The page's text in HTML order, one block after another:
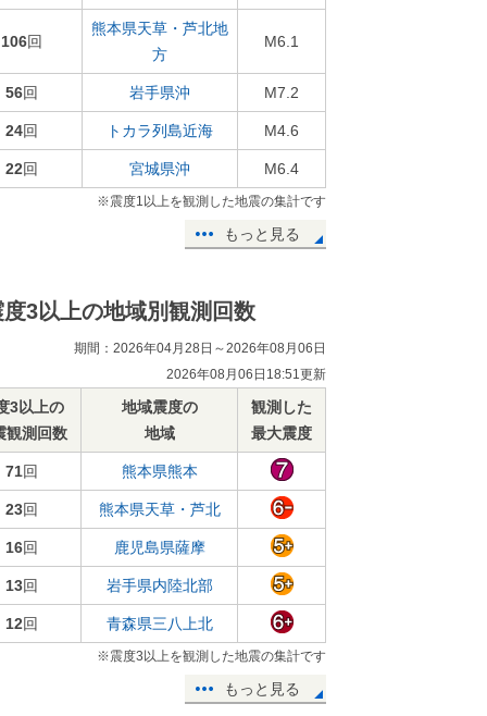
106回
熊本県天草・芦北地
方
M6.1
56回 岩手県沖 M7.2
24回 トカラ列島近海 M4.6
22回 宮城県沖 M6.4
※震度1以上を観測した地震の集計です
もっと見る
度3以上の地域別観測回数
期間：2026年04月28日～2026年08月06日
2026年08月06日18:51更新
3以上の
観測回数
地域震度の
地域
観測した
最大震度
71回 熊本県熊本
23回 熊本県天草・芦北
16回 鹿児島県薩摩
13回 岩手県内陸北部
12回 青森県三八上北
※震度3以上を観測した地震の集計です
もっと見る